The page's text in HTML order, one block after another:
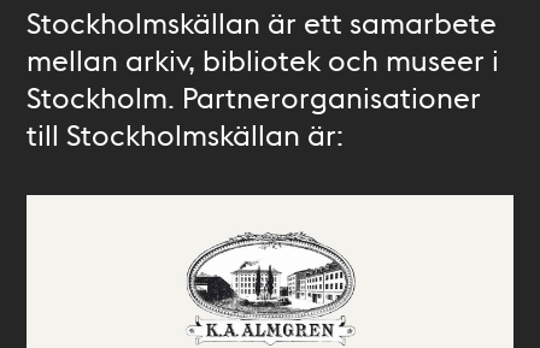
Stockholmskällan är ett samarbete
mellan arkiv, bibliotek och museer i
Stockholm. Partnerorganisationer
till Stockholmskällan är: